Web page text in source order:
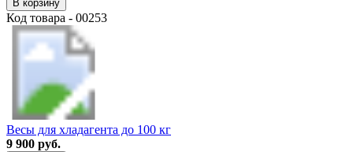
В корзину
Код товара - 00253
Весы для хладагента до 100 кг
9 900 руб.